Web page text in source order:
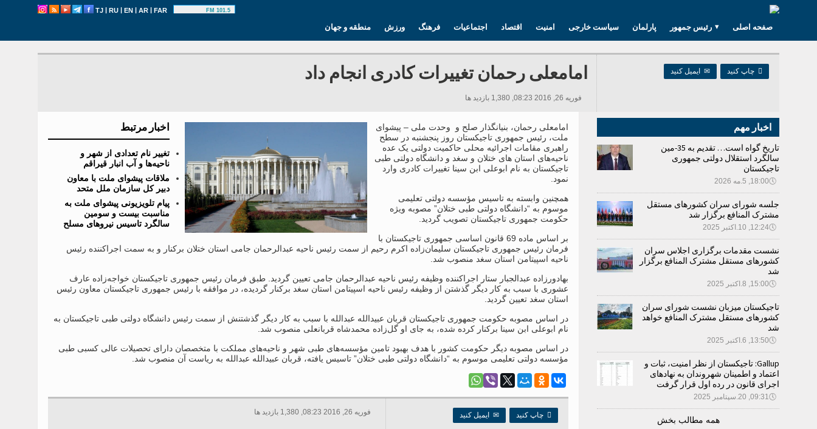
TJ | RU | EN | AR | FAR 101.5 FM
منطقه و جهان ورزش فرهنگ اجتماعیات اقتصاد امنیت سیاست خارجی پارلمان رئیس جمهور صفحه اصلی
 چاپ کنید ✉ ایمیل کنید امامعلی رحمان تغییرات کادری انجام داد
فوریه 26, 2016 08:23, 1,380 بازدید ها
اخبار مرتبط
تغییر نام تعدادی از شهر و
ناحیه‌ها و آب انبار قیراقم
ملاقات پیشوای ملت با معاون
دبیر کل سازمان ملل متحد
پیام تلویزیونی پیشوای ملت به
مناسبت بیست و سومین
سالگرد تاسیس نیروهای مسلح
امامعلی رحمان، بنیانگذار صلح و وحدت ملی – پیشوای
ملت، رئیس جمهوری تاجیکستان روز پنجشنبه در سطح
راهبری مقامات اجرائیه محلی حاکمیت دولتی یک عده
ناحیه‌های استان های ختلان و سغد و دانشگاه دولتی طبی
تاجیکستان به نام ابوعلی ابن سینا تغییرات کادری وارد
نمود.
همچنین وابسته به تاسیس مؤسسه دولتی تعلیمی
موسوم به “دانشگاه دولتی طبی ختلان” مصوبه ویژه
حکومت جمهوری تاجیکستان تصویب گردید.
بر اساس ماده 69 قانون اساسی جمهوری تاجیکستان با
فرمان رئیس جمهوری تاجیکستان سلیمان‌زاده اکرم رحیم از سمت رئیس ناحیه عبدالرحمان جامی استان ختلان برکنار و به سمت اجرا‌کننده رئیس
ناحیه اسپیتامن استان سغد منصوب شد.
بهادور‌زاده عبدالجبار ستار اجرا‌کننده وظیفه رئیس ناحیه عبدالرحمان جامی تعیین گردید. طبق فرمان رئیس جمهوری تاجیکستان خواجه‌زاده عارف
عشوری با سبب به کار دیگر گذشتن از وظیفه رئیس ناحیه اسپیتامن استان سغد برکنار ‌گردیده، در موافقه با رئیس جمهوری تاجیکستان معاون رئیس
استان سغد تعیین گردید.
در اساس مصوبه حکومت جمهوری تاجیکستان قربان عبیدالله عبدالله با سبب به کار دیگر گذشتنش از سمت رئیس دانشگاه دولتی طبی تاجیکستان به
نام ابوعلی ابن سینا برکنار کرده شده، به جای او گل‌زاده محمدشاه قربانعلی منصوب شد.
در اساس مصوبه دیگر حکومت کشور با هدف بهبود تامین مؤسسه‌های طبی شهر و ناحیه‌های مملکت با متخصصان دارای تحصیلات عالی کسبی طبی
مؤسسه دولتی تعلیمی موسوم به “دانشگاه دولتی طبی ختلان” تاسیس یافته، قربان عبیدالله عبدالله به ریاست آن منصوب شد.
 چاپ کنید ✉ ایمیل کنید فوریه 26, 2016 08:23, 1,380 بازدید ها
اخبار مهم
تاریخ گواه است… تقدیم به 35-مین
سالگرد استقلال دولتی جمهوری
تاجیکستان
🕔18:00, 5.مه 2026
جلسه شورای سران کشورهای مستقل
مشترک المنافع برگزار شد
🕔12:24, 10.اکتبر 2025
نشست مقدمات برگزاری اجلاس سران
کشورهای مستقل مشترک المنافع برگزار
شد
🕔15:00, 8.اکتبر 2025
تاجیکستان میزبان نشست شورای سران
کشورهای مستقل مشترک المنافع خواهد
شد
🕔13:50, 6.اکتبر 2025
Gallup: تاجیکستان از نظر امنیت، ثبات و
اعتماد و اطمینان شهروندان به نهادهای
اجرای قانون در رده اول قرار گرفت
🕔09:31, 20.سپتامبر 2025
همه مطالب بخش